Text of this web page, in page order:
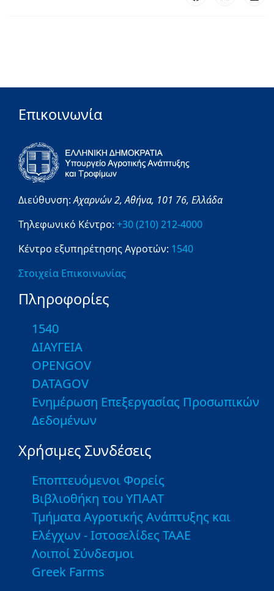
Επικοινωνία
Διεύθυνση:Αχαρνών 2,Αθήνα, 101 76, Ελλάδα
Τηλεφωνικό Κέντρο: +30 (210) 212-4000
Κέντρο εξυπηρέτησης Αγροτών: 1540
Στοιχεία Επικοινωνίας
Πληροφορίες
1540
ΔΙΑΥΓΕΙΑ
OPENGOV
DATAGOV
Ενημέρωση Επεξεργασίας Προσωπικών
Δεδομένων
Χρήσιμες Συνδέσεις
Εποπτευόμενοι Φορείς
Βιβλιοθήκη του ΥΠΑΑΤ
Τμήματα Αγροτικής Ανάπτυξης και
Ελέγχων - Ιστοσελίδες ΤΑΑΕ
Λοιποί Σύνδεσμοι
Greek Farms